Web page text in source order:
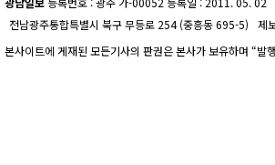
전남광주통합특별시 북구 무등로 254 (중흥동 695-5)
제
본사이트에 게재된 모든기사의 판권은 본사가 보유하며 “